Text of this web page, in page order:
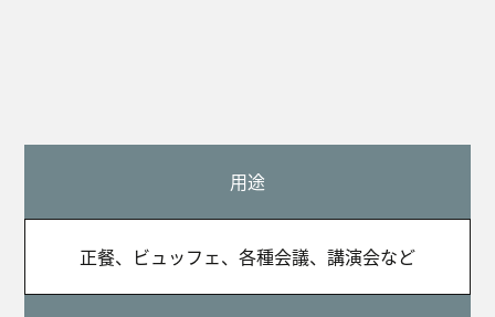
用途
正餐、ビュッフェ、各種会議、講演会など